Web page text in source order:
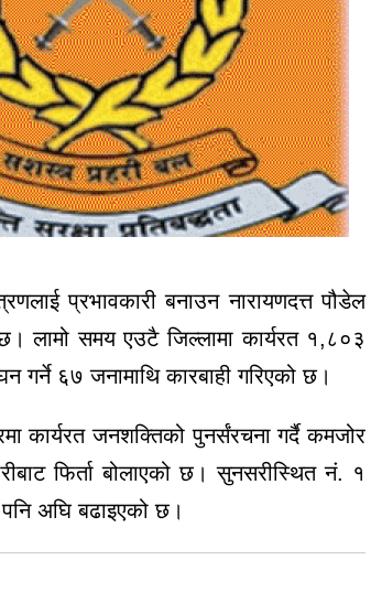
प्रभावकारी बनाउन नारायणदत्त पौडेल
लामो समय एउटै जिल्लामा कार्यरत १,८०३
६७ जनामाथि कारबाही गरिएको छ।
कार्यरत जनशक्तिको पुनर्संरचना गर्दै कमजोर
फिर्ता बोलाएको छ। सुनसरीस्थित नं. १
पनि अघि बढाइएको छ।